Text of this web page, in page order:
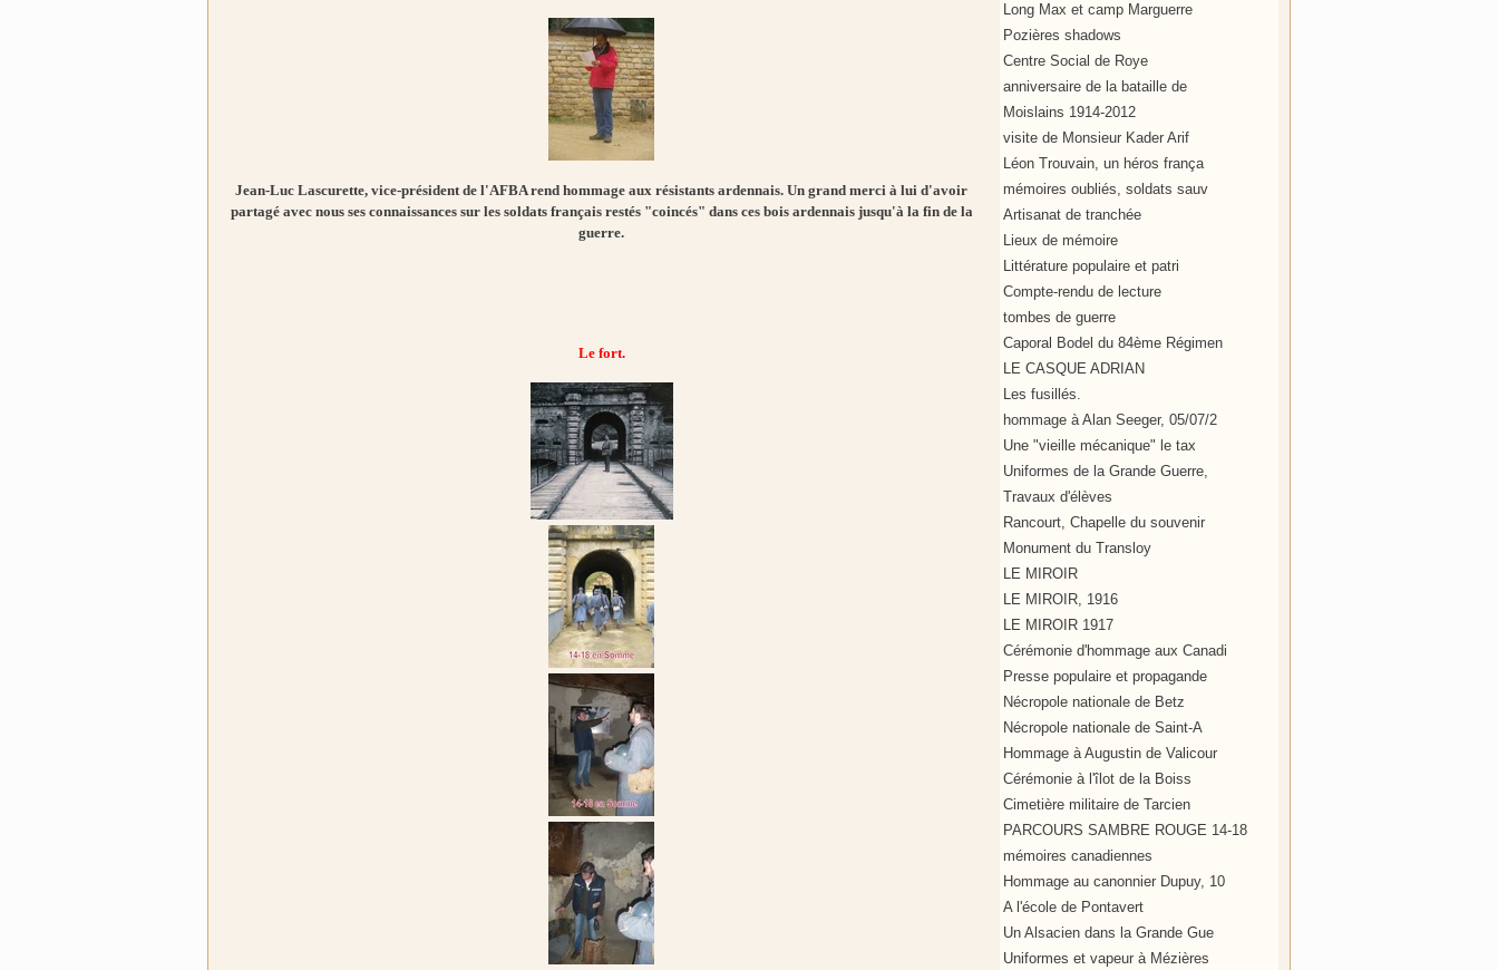
Long Max et camp Marguerre
Pozières shadows
Centre Social de Roye
anniversaire de la bataille de
Moislains 1914-2012
visite de Monsieur Kader Arif
Léon Trouvain, un héros frança
mémoires oubliés, soldats sauv
Artisanat de tranchée
Lieux de mémoire
Littérature populaire et patri
Compte-rendu de lecture
tombes de guerre
Caporal Bodel du 84ème Régimen
LE CASQUE ADRIAN
Les fusillés.
hommage à Alan Seeger, 05/07/2
Une "vieille mécanique" le tax
Uniformes de la Grande Guerre,
Travaux d'élèves
Rancourt, Chapelle du souvenir
Monument du Transloy
LE MIROIR
LE MIROIR, 1916
LE MIROIR 1917
Cérémonie d'hommage aux Canadi
Presse populaire et propagande
Nécropole nationale de Betz
Nécropole nationale de Saint-A
Hommage à Augustin de Valicour
Cérémonie à l'îlot de la Boiss
Cimetière militaire de Tarcien
PARCOURS SAMBRE ROUGE 14-18
mémoires canadiennes
Hommage au canonnier Dupuy, 10
A l'école de Pontavert
Un Alsacien dans la Grande Gue
Uniformes et vapeur à Mézières
Jean-Luc Lascurette, vice-président de l'AFBA rend hommage aux résistants ardennais. Un grand merci à lui d'avoir
partagé avec nous ses connaissances sur les soldats français restés "coincés" dans ces bois ardennais jusqu'à la fin de la
guerre.
Le fort.